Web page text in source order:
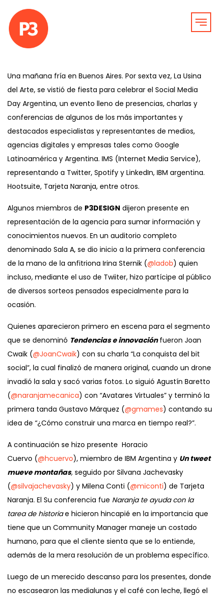
Una mañana fría en Buenos Aires. Por sexta vez, La Usina
del Arte, se vistió de fiesta para celebrar el Social Media
Day Argentina, un evento lleno de presencias, charlas y
conferencias de algunos de los más importantes y
destacados especialistas y representantes de medios,
agencias digitales y empresas tales como Google
Latinoamérica y Argentina. IMS (Internet Media Service),
representando a Twitter, Spotify y LinkedIn, IBM argentina.
Hootsuite, Tarjeta Naranja, entre otros.
Algunos miembros de P3DESIGN dijeron presente en
representación de la agencia para sumar información y
conocimientos nuevos. En un auditorio completo
denominado Sala A, se dio inicio a la primera conferencia
de la mano de la anfitriona Irina Sternik (@ladob) quien
incluso, mediante el uso de Twiiter, hizo partícipe al público
de diversos sorteos pensados especialmente para la
ocasión.
Quienes aparecieron primero en escena para el segmento
que se denominó Tendencias e innovaciónfueron Joan
Cwaik (@JoanCwaik) con su charla “La conquista del bit
social”, la cual finalizó de manera original, cuando un drone
invadió la sala y sacó varias fotos. Lo siguió Agustín Baretto
(@naranjamecanica) con “Avatares Virtuales” y terminó la
primera tanda Gustavo Márquez (@gmames) contando su
idea de “¿Cómo construir una marca en tiempo real?”.
A continuación se hizo presente Horacio
Cuervo (@hcuervo), miembro de IBM Argentina y Un tweet
mueve montañas, seguido por Silvana Jachevasky
(@silvajachevasky) y Milena Conti (@miconti) de Tarjeta
Naranja. El Su conferencia fue Naranja te ayuda con la
tarea de historiae hicieron hincapié en la importancia que
tiene que un Community Manager maneje un costado
humano, para que el cliente sienta que se lo entiende,
además de la mera resolución de un problema específico.
Luego de un merecido descanso para los presentes, donde
no escasearon las medialunas y el café con leche, llegó el